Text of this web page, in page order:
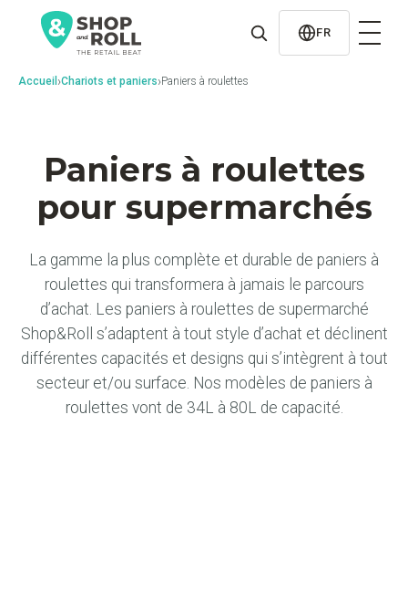
contenido
FR
Accueil ›Chariots et paniers›Paniers à roulettes
Paniers à roulettes
pour supermarchés
La gamme la plus complète et durable de paniers à
roulettes qui transformera à jamais le parcours
d’achat. Les paniers à roulettes de supermarché
Shop&Roll s’adaptent à tout style d’achat et déclinent
différentes capacités et designs qui s’intègrent à tout
secteur et/ou surface. Nos modèles de paniers à
roulettes vont de 34L à 80L de capacité.